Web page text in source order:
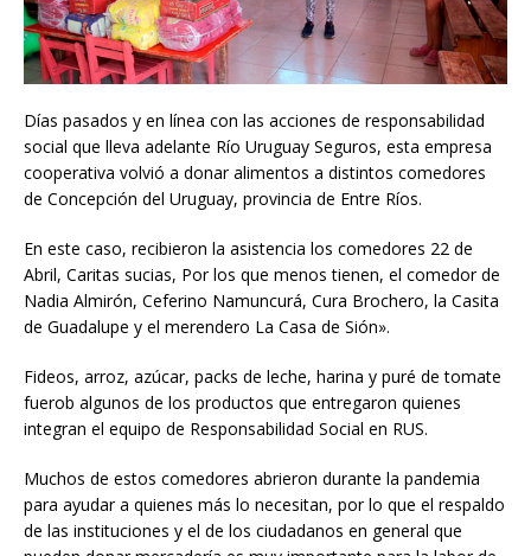
Días pasados y en línea con las acciones de responsabilidad
social que lleva adelante Río Uruguay Seguros, esta empresa
cooperativa volvió a donar alimentos a distintos comedores
de Concepción del Uruguay, provincia de Entre Ríos.
En este caso, recibieron la asistencia los comedores 22 de
Abril, Caritas sucias, Por los que menos tienen, el comedor de
Nadia Almirón, Ceferino Namuncurá, Cura Brochero, la Casita
de Guadalupe y el merendero La Casa de Sión».
Fideos, arroz, azúcar, packs de leche, harina y puré de tomate
fuerob algunos de los productos que entregaron quienes
integran el equipo de Responsabilidad Social en RUS.
Muchos de estos comedores abrieron durante la pandemia
para ayudar a quienes más lo necesitan, por lo que el respaldo
de las instituciones y el de los ciudadanos en general que